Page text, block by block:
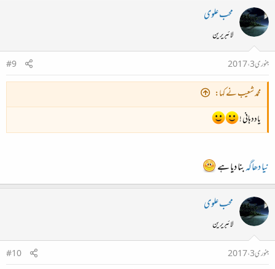
محب علوی
لائبریرین
جنوری 3، 2017
#9
محمد شعیب نے کہا:
یاددہانی !
نیا دھاگہبنا دیا ہے
محب علوی
لائبریرین
جنوری 3، 2017
#10